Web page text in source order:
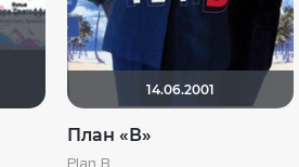
Белая
[Rec]омендатель
19Soldier78
id16724678
14.06.2001
План «В»
Plan B